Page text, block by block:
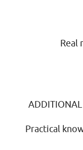
ADDITIONAL
•Practical